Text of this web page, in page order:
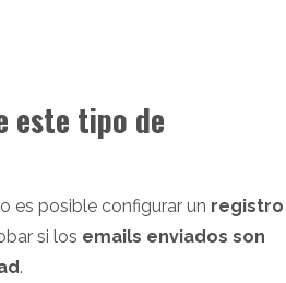
este tipo de
es posible configurar un registro
si los emails enviados son
.